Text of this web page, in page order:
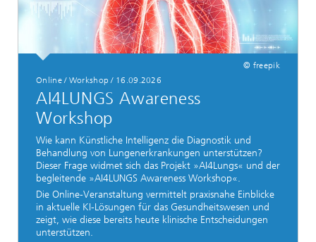
© freepik
Online / Workshop / 16.09.2026
AI4LUNGS Awareness
Workshop
Wie kann Künstliche Intelligenz die Diagnostik und
Behandlung von Lungenerkrankungen unterstützen?
Dieser Frage widmet sich das Projekt »AI4Lungs« und der
begleitende »AI4LUNGS Awareness Workshop«.
Die Online-Veranstaltung vermittelt praxisnahe Einblicke
in aktuelle KI-Lösungen für das Gesundheitswesen und
zeigt, wie diese bereits heute klinische Entscheidungen
unterstützen.